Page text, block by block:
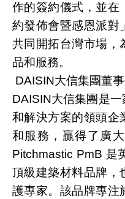
作的簽約儀式，並在
約發佈會暨感恩派對
共同開拓台灣市場，
品和服務。
DAISIN大信集團董
DAISIN大信集團是
和解決方案的領頭企
和服務，贏得了廣
Pitchmastic PmB 是
頂級建築材料品牌，
護專家。該品牌專注